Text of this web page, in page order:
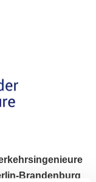
Brandenburg